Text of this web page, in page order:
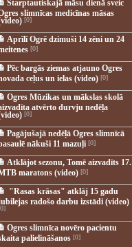
Starptautiskajā māsu dienā sveic
slimnīcas medicīnas māsas
[0]
Aprīlī Ogrē dzimuši 14 zēni un 24
[0]
Pēc bargās ziemas atjauno Ogres
ceļus un ielas (video)[0]
Ogres Mūzikas un mākslas skolā
atvērto durvju nedēļa
[0]
Pagājušajā nedēļā Ogres slimnīcā
nākuši 11 mazuļi[0]
Atklājot sezonu, Tomē aizvadīts 17.
maratons (video)[0]
"Rasas krāsas" atklāj 15 gadu
radošo darbu izstādi (video)
Ogres slimnīca novēro pacientu
palielināšanos [0]